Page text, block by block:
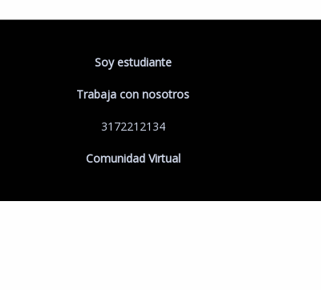
Soy estudiante
Trabaja con nosotros
3172212134
Comunidad Virtual